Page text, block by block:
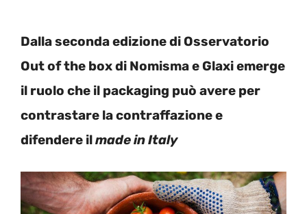
Dalla seconda edizione di Osservatorio
Out of the box di Nomisma e Glaxi emerge
il ruolo che il packaging può avere per
contrastare la contraffazione e
difendere ilmade in Italy